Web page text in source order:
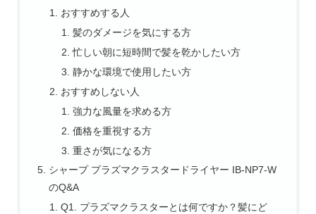
おすすめする人
髪のダメージを気にする方
忙しい朝に短時間で髪を乾かしたい方
静かな環境で使用したい方
おすすめしない人
強力な風量を求める方
価格を重視する方
重さが気になる方
シャープ プラズマクラスタードライヤー IB-NP7-W
のQ&A
Q1. プラズマクラスターとは何ですか？髪にど